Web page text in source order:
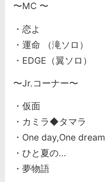
〜MC 〜
・恋よ
・運命 （滝ソロ）
・EDGE（翼ソロ）
〜Jr.コーナー〜
・仮面
・カミラ◆タマラ
・One day,One dream
・ひと夏の...
・夢物語